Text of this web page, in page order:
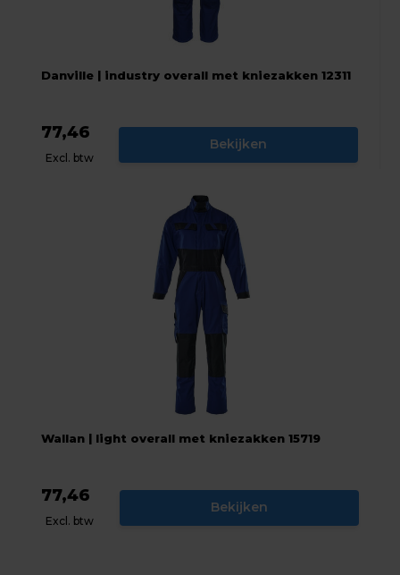
Danville | industry overall met kniezakken 12311
77,46
Excl. btw
Bekijken
Wallan | light overall met kniezakken 15719
77,46
Excl. btw
Bekijken